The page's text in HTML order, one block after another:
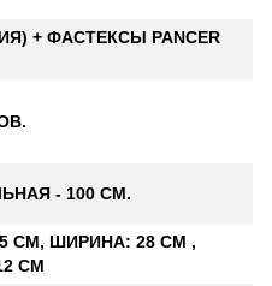
+ ФАСТЕКСЫ PANCER
- 100 СМ.
СМ, ШИРИНА: 28 СМ ,
СМ